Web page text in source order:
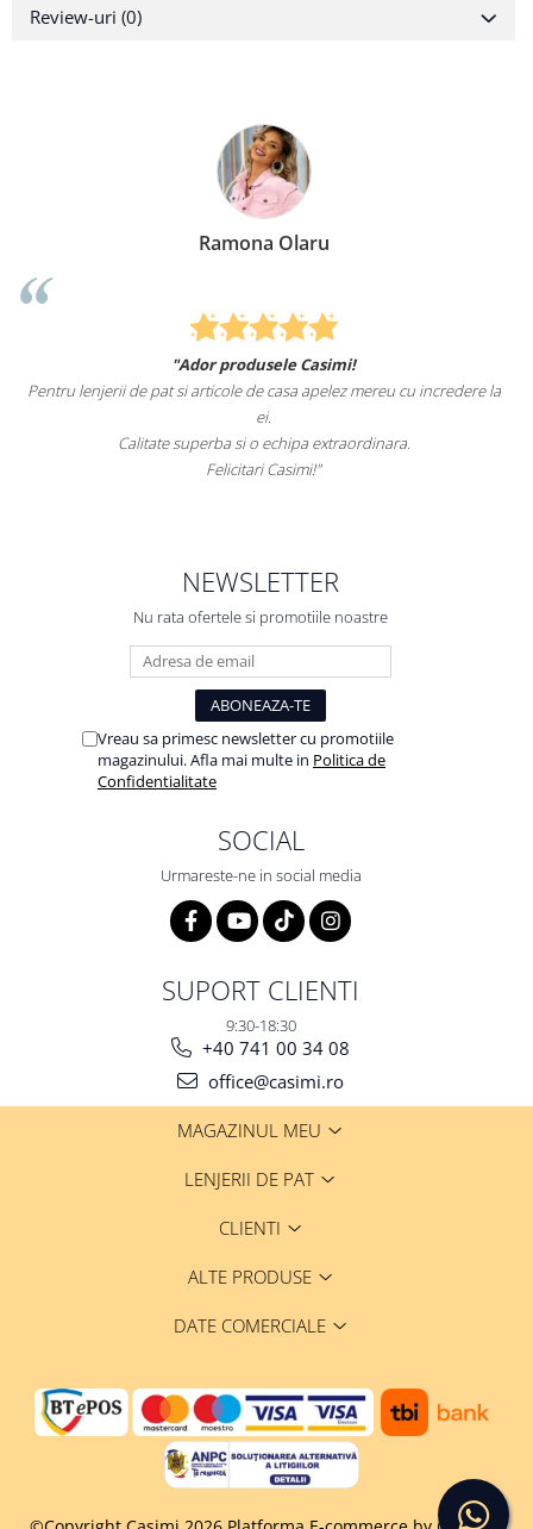
Review-uri (0)
Ramona Olaru
"Ador produsele Casimi!
Pentru lenjerii de pat si articole de casa apelez mereu cu incredere la
ei.
Calitate superba si o echipa extraordinara.
Felicitari Casimi!"
NEWSLETTER
Nu rata ofertele si promotiile noastre
Vreau sa primesc newsletter cu promotiile
magazinului. Afla mai multe in Politica de
Confidentialitate
SOCIAL
Urmareste-ne in social media
SUPORT CLIENTI
9:30-18:30
+40 741 00 34 08
office@casimi.ro
MAGAZINUL MEU
LENJERII DE PAT
CLIENTI
ALTE PRODUSE
DATE COMERCIALE